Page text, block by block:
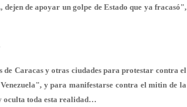
dejen de apoyar un golpe de Estado que ya fracasó",
Caracas y otras ciudades para protestar contra el
y para manifestarse contra el mitin de la
oculta toda esta realidad…